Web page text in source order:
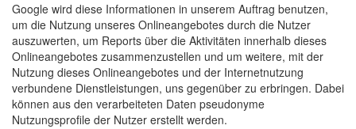
Google wird diese Informationen in unserem Auftrag benutzen,
um die Nutzung unseres Onlineangebotes durch die Nutzer
auszuwerten, um Reports über die Aktivitäten innerhalb dieses
Onlineangebotes zusammenzustellen und um weitere, mit der
Nutzung dieses Onlineangebotes und der Internetnutzung
verbundene Dienstleistungen, uns gegenüber zu erbringen. Dabei
können aus den verarbeiteten Daten pseudonyme
Nutzungsprofile der Nutzer erstellt werden.